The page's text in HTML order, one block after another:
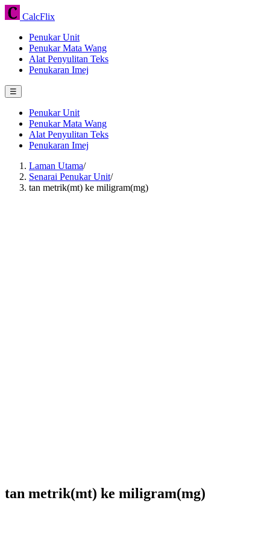
CalcFlix
Penukar Unit
Penukar Mata Wang
Alat Penyulitan Teks
Penukaran Imej
☰
Penukar Unit
Penukar Mata Wang
Alat Penyulitan Teks
Penukaran Imej
Laman Utama/
Senarai Penukar Unit/
tan metrik(mt) ke miligram(mg)
tan metrik(mt) ke miligram(mg)